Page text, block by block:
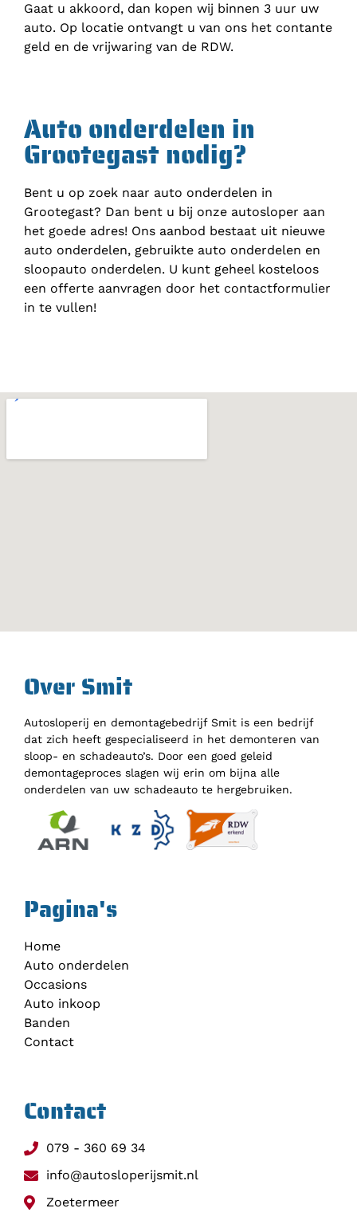
Gaat u akkoord, dan kopen wij binnen 3 uur uw
auto. Op locatie ontvangt u van ons het contante
geld en de vrijwaring van de RDW.
Auto onderdelen in
Grootegast nodig?
Bent u op zoek naar auto onderdelen in
Grootegast? Dan bent u bij onze autosloper aan
het goede adres! Ons aanbod bestaat uit nieuwe
auto onderdelen, gebruikte auto onderdelen en
sloopauto onderdelen. U kunt geheel kosteloos
een offerte aanvragen door het contactformulier
in te vullen!
Over Smit
Autosloperij en demontagebedrijf Smit is een bedrijf
dat zich heeft gespecialiseerd in het demonteren van
sloop- en schadeauto’s. Door een goed geleid
demontageproces slagen wij erin om bijna alle
onderdelen van uw schadeauto te hergebruiken.
Pagina's
Home
Auto onderdelen
Occasions
Auto inkoop
Banden
Contact
Contact
079 - 360 69 34
info@autosloperijsmit.nl
Zoetermeer